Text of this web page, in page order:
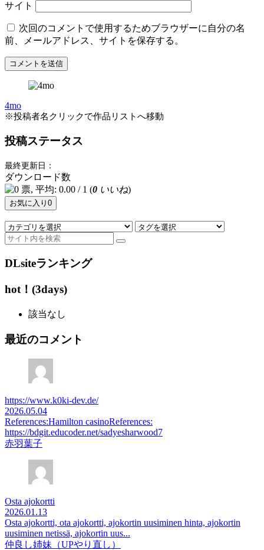
サイト
次回のコメントで使用するためブラウザーに自分の名
前、メールアドレス、サイトを保存する。
4mo
※投稿者名クリックで作品リストへ移動
投稿ステータス
最終更新日：
ダウンロード数
(0 いいね)
お気に入り 0
DLsiteランキング
hot！(3days)
該当なし
最近のコメント
https://www.k0ki-dev.de/
2026.05.04
References:Hamilton casinoReferences:
https://bdgit.educoder.net/sadyesharwood7
赤羽葉子
Osta ajokortti
2026.01.13
Osta ajokortti, ota ajokortti, ajokortin uusiminen hinta, ajokortin
uusiminen netissä, ajokortin uus...
仲良し姉妹（UPやり直し）